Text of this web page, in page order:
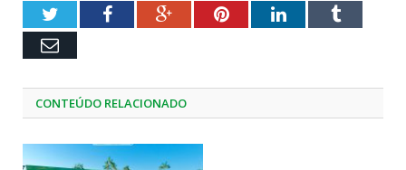
TwitterFacebookGoogle+PinterestLinkedInTumblr
Email
CONTEÚDO RELACIONADO